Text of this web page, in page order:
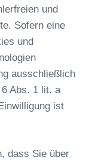
und
Sofern eine
und
ausschließlich
Abs. 1 lit. a
ist
dass Sie über